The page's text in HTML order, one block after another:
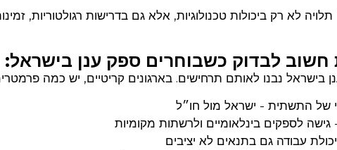
לבדוק כשבוחרים ספק ענן בישראל:
בישראל נבנו לאותם תרחישים. בארגונים קריטיים, יש כמה
של התשתית - ישראל מול חו״ל
- גישה לספקים בינלאומיים ולרשתות מקומיות
עבודה גם בתנאים לא יציבים